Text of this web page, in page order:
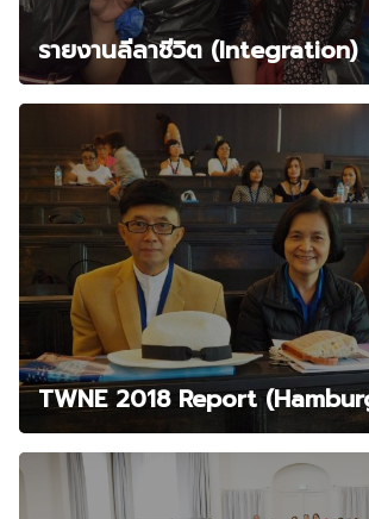
รายงานลีลาชีวิต (Integration)
TWNE 2018 Report